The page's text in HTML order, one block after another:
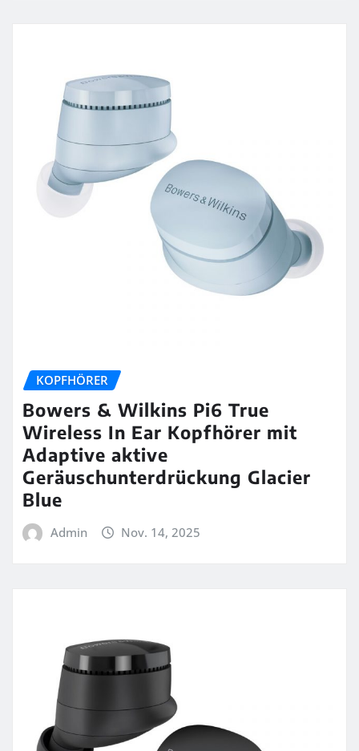
KOPFHÖRER
Bowers & Wilkins Pi6 True
Wireless In Ear Kopfhörer mit
Adaptive aktive
Geräuschunterdrückung Glacier
Blue
Admin Nov. 14, 2025